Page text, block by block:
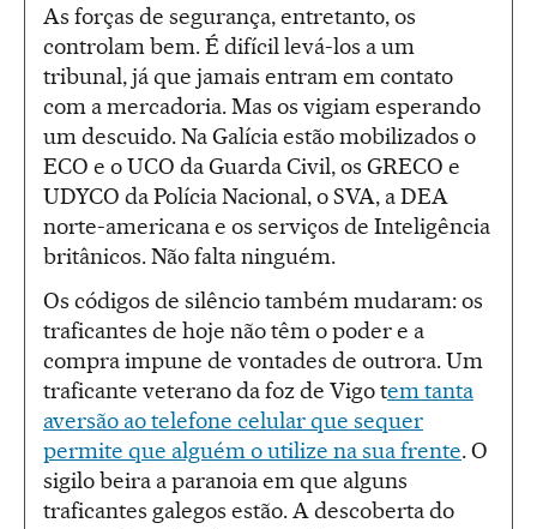
As forças de segurança, entretanto, os
controlam bem. É difícil levá-los a um
tribunal, já que jamais entram em contato
com a mercadoria. Mas os vigiam esperando
um descuido. Na Galícia estão mobilizados o
ECO e o UCO da Guarda Civil, os GRECO e
UDYCO da Polícia Nacional, o SVA, a DEA
norte-americana e os serviços de Inteligência
britânicos. Não falta ninguém.
Os códigos de silêncio também mudaram: os
traficantes de hoje não têm o poder e a
compra impune de vontades de outrora. Um
traficante veterano da foz de Vigo tem tanta
aversão ao telefone celular que sequer
permite que alguém o utilize na sua frente. O
sigilo beira a paranoia em que alguns
traficantes galegos estão. A descoberta do